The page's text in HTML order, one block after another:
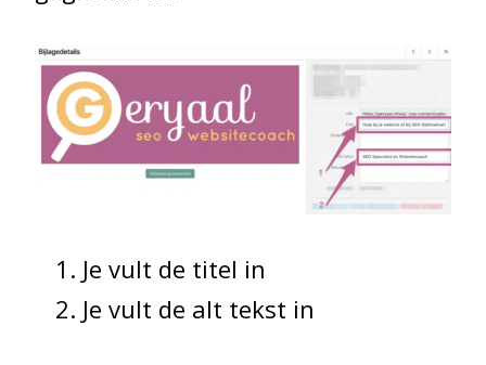
Je vult de titel in
Je vult de alt tekst in